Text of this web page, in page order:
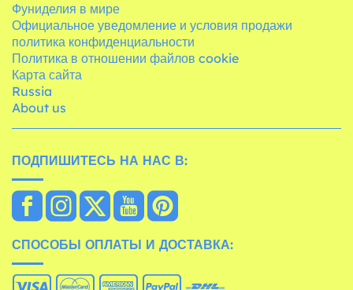
Фуниделия в мире
Официальное уведомление и условия продажи
политика конфиденциальности
Политика в отношении файлов cookie
Карта сайта
Russia
About us
ПОДПИШИТЕСЬ НА НАС В:
СПОСОБЫ ОПЛАТЫ И ДОСТАВКА: